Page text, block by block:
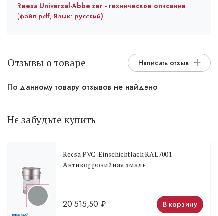
Reesa Universal-Abbeizer - техническое описание
(файл pdf, Язык: русский)
Отзывы о товаре Написать отзыв
По данному товару отзывов не найдено
Не забудьте купить
Reesa PVC-Einschichtlack RAL7001
Антикоррозийная эмаль
20 515,50 ₽ В корзину